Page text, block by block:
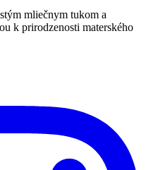
mliečnym tukom a
k prirodzenosti materského